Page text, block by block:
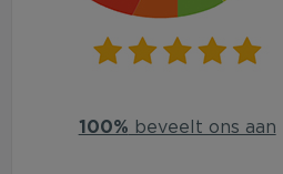
100% beveelt ons aan